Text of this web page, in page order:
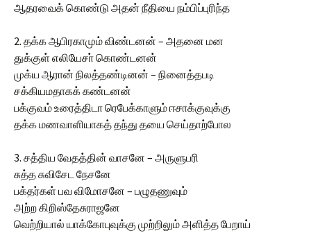
ஆதரவைக் கொண்டு அதன் நீதியை நம்பிப்புரிந்த
2. தக்க ஆபிரகாமும் விண்டனன் – அதனை மன
துக்குள் எலியேசா் கொண்டனன்
முக்ய ஆரான் நிலத்தண்டினன் – நினைத்தபடி
சக்கியமதாகக் கண்டனன்
பக்குவம் உரைத்திடா ரெபேக்காளும் ஈசாக்குவுக்கு
தக்க மணவாளியாகத் தந்து தயை செய்தாற்போல
3. சத்திய வேதத்தின் வாசனே – அருளுபரி
சுத்த சுவிசேட நேசனே
பக்தர்கள் பவ விமோசனே – பழுதணுவும்
அற்ற கிறிஸ்தேசுராஜனே
வெற்றியால் யாக்கோபுவுக்கு முற்றிலும் அளித்த பேறாய்